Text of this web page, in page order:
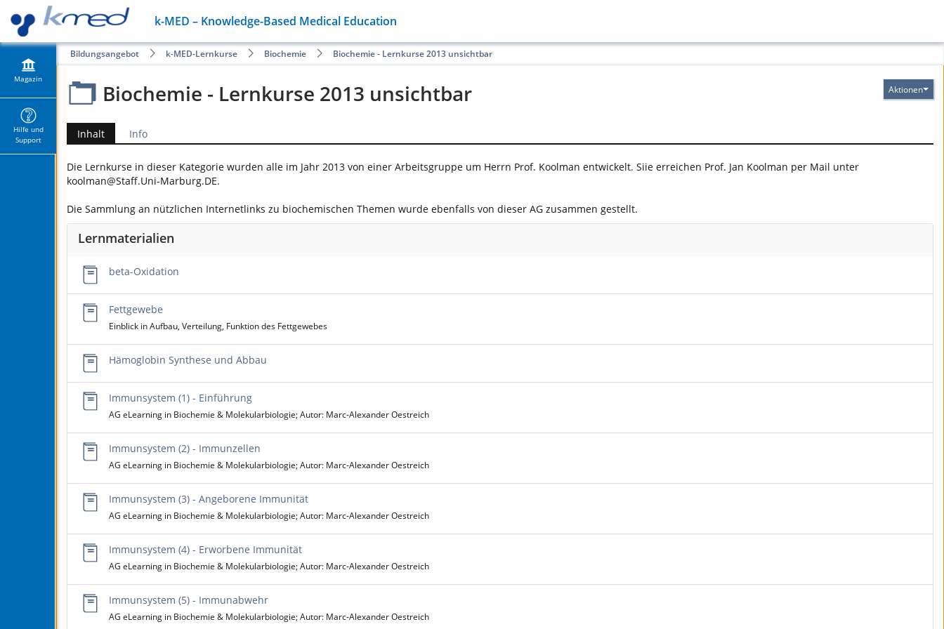
k-MED – Knowledge-Based Medical Education
Magazin
Hilfe und
Support
Bildungsangebot k-MED-Lernkurse Biochemie Biochemie - Lernkurse 2013 unsichtbar
Aktionen
Biochemie - Lernkurse 2013 unsichtbar
Inhalt Info
Die Lernkurse in dieser Kategorie wurden alle im Jahr 2013 von einer Arbeitsgruppe um Herrn Prof. Koolman entwickelt. Siie erreichen Prof. Jan Koolman per Mail unter
koolman@Staff.Uni-Marburg.DE.
Die Sammlung an nützlichen Internetlinks zu biochemischen Themen wurde ebenfalls von dieser AG zusammen gestellt.
Lernmaterialien
beta-Oxidation
Fettgewebe
Einblick in Aufbau, Verteilung, Funktion des Fettgewebes
Hämoglobin Synthese und Abbau
Immunsystem (1) - Einführung
AG eLearning in Biochemie & Molekularbiologie; Autor: Marc-Alexander Oestreich
Immunsystem (2) - Immunzellen
AG eLearning in Biochemie & Molekularbiologie; Autor: Marc-Alexander Oestreich
Immunsystem (3) - Angeborene Immunität
AG eLearning in Biochemie & Molekularbiologie; Autor: Marc-Alexander Oestreich
Immunsystem (4) - Erworbene Immunität
AG eLearning in Biochemie & Molekularbiologie; Autor: Marc-Alexander Oestreich
Immunsystem (5) - Immunabwehr
AG eLearning in Biochemie & Molekularbiologie; Autor: Marc-Alexander Oestreich